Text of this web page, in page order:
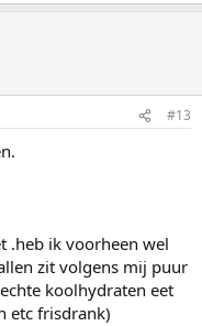
#13
.heb ik voorheen wel
zit volgens mij puur
koolhydraten eet
etc frisdrank)